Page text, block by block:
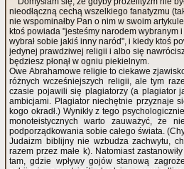
nieodłączną cechą wszelkiego fanatyzmu
nie wspominałby Pan o nim w swoim
ktoś powiada "jesteśmy narodem
wybrał sobie jakiś inny naród", i kiedy ktoś
jedynej prawdziwej religii i albo się
będziesz płonął w ogniu piekielnym.
Owe Abrahamowe religie to ciekawe
różnych wcześniejszych religii, ale tym
czasie pojawili się plagiatorzy (a plagiator
ambicjami. Plagiator niechętnie przyznaje
kogo okradł.) Wynikły z tego
monoteistycznych warto zauważyć, że
podporządkowania sobie całego świata.
Judaizm biblijny nie wzbudza zachwytu,
razem przez małe k). Natomiast
tam, gdzie wpływy gojów stanową